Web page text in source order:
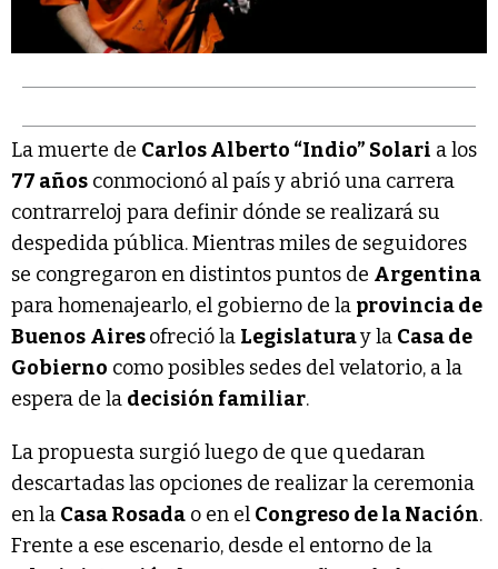
La muerte de Carlos Alberto “Indio” Solari a los
77 años conmocionó al país y abrió una carrera
contrarreloj para definir dónde se realizará su
despedida pública. Mientras miles de seguidores
se congregaron en distintos puntos de Argentina
para homenajearlo, el gobierno de la provincia de
Buenos Airesofreció la Legislaturay la Casa de
Gobierno como posibles sedes del velatorio, a la
espera de la decisión familiar.
La propuesta surgió luego de que quedaran
descartadas las opciones de realizar la ceremonia
en la Casa Rosada o en el Congreso de la Nación.
Frente a ese escenario, desde el entorno de la